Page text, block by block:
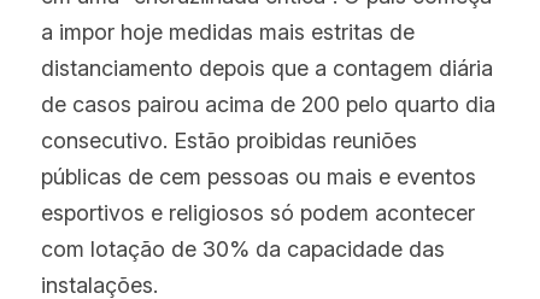
a impor hoje medidas mais estritas de
distanciamento depois que a contagem diária
de casos pairou acima de 200 pelo quarto dia
consecutivo. Estão proibidas reuniões
públicas de cem pessoas ou mais e eventos
esportivos e religiosos só podem acontecer
com lotação de 30% da capacidade das
instalações.